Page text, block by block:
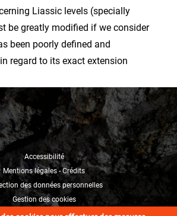
Liassic levels (specially
be greatly modified if we consider
been poorly defined and
in regard to its exact extension
Accessibilité
Mentions légales - Crédits
des données personnelles
Gestion des cookies